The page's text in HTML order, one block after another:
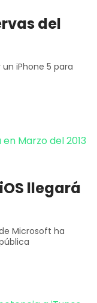
del
iPhone 5 para
llegará
Microsoft ha